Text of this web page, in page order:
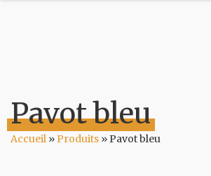
Pavot bleu
Accueil »Produits »Pavot bleu